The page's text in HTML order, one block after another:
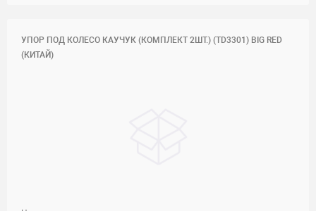
УПОР ПОД КОЛЕСО КАУЧУК (КОМПЛЕКТ 2ШТ.) (TD3301) BIG RED
(КИТАЙ)